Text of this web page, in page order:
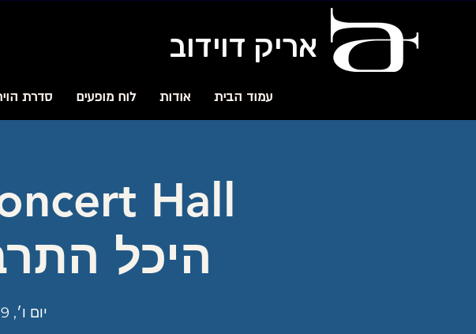
אריק דוידוב
עמוד הבית אודות לוח מופעים סדרת
היכל
יום ו׳, 09 בדצמ׳